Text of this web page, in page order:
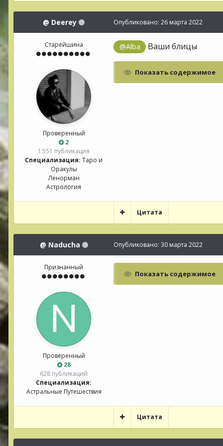
@ Deerey
Старейшина
Проверенный
2
1 551 публикация
Специализация: Таро и
Оракулы
Ленорман
Астрология
Опубликовано: 26 марта 2022
@Alba Ваши блицы
Показать содержимое
Цитата
@ Naducha
Признанный
Проверенный
28
628 публикаций
Специализация:
Астральные Путешествия
Опубликовано: 30 марта 2022
Показать содержимое
Цитата